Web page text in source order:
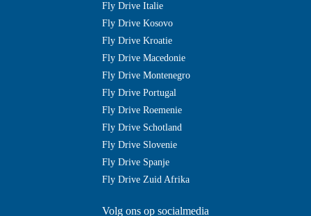
Fly Drive Italie
Fly Drive Kosovo
Fly Drive Kroatie
Fly Drive Macedonie
Fly Drive Montenegro
Fly Drive Portugal
Fly Drive Roemenie
Fly Drive Schotland
Fly Drive Slovenie
Fly Drive Spanje
Fly Drive Zuid Afrika
Volg ons op socialmedia